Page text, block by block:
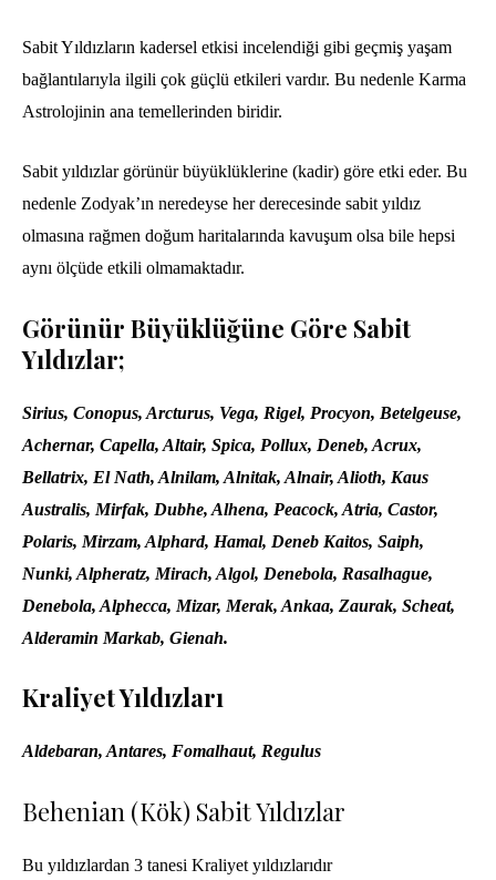
Sabit Yıldızların kadersel etkisi incelendiği gibi geçmiş yaşam
bağlantılarıyla ilgili çok güçlü etkileri vardır. Bu nedenle Karma
Astrolojinin ana temellerinden biridir.
Sabit yıldızlar görünür büyüklüklerine (kadir) göre etki eder. Bu
nedenle Zodyak’ın neredeyse her derecesinde sabit yıldız
olmasına rağmen doğum haritalarında kavuşum olsa bile hepsi
aynı ölçüde etkili olmamaktadır.
Görünür Büyüklüğüne Göre Sabit
Yıldızlar;
Sirius, Conopus, Arcturus, Vega, Rigel, Procyon, Betelgeuse,
Achernar, Capella, Altair, Spica, Pollux, Deneb, Acrux,
Bellatrix, El Nath, Alnilam, Alnitak, Alnair, Alioth, Kaus
Australis, Mirfak, Dubhe, Alhena, Peacock, Atria, Castor,
Polaris, Mirzam, Alphard, Hamal, Deneb Kaitos, Saiph,
Nunki, Alpheratz, Mirach, Algol, Denebola, Rasalhague,
Denebola, Alphecca, Mizar, Merak, Ankaa, Zaurak, Scheat,
Alderamin Markab, Gienah.
Kraliyet Yıldızları
Aldebaran, Antares, Fomalhaut, Regulus
Behenian (kök) Sabit Yıldızlar
Bu yıldızlardan 3 tanesi Kraliyet yıldızlarıdır